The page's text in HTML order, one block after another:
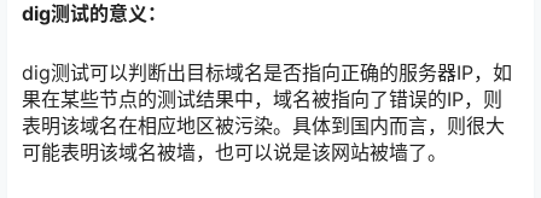
dig测试的意义：
dig测试可以判断出目标域名是否指向正确的服务器IP，如
果在某些节点的测试结果中，域名被指向了错误的IP，则
表明该域名在相应地区被污染。具体到国内而言，则很大
可能表明该域名被墙，也可以说是该网站被墙了。